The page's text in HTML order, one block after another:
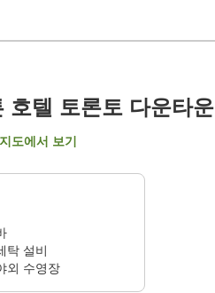
호텔 토론토 다운타운
지도에서 보기
탁 설비
외 수영장